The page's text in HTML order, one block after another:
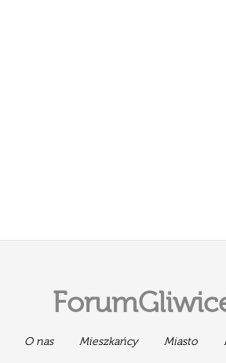
O nas Mieszkańcy Miasto